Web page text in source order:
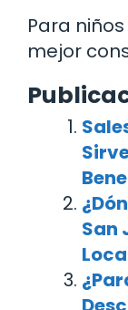
Para
mejor
San